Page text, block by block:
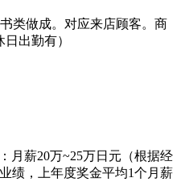
类做成。对应来店顾客。商
出勤有）
月薪20万~25万日元（根据经
绩，上年度奖金平均1个月薪